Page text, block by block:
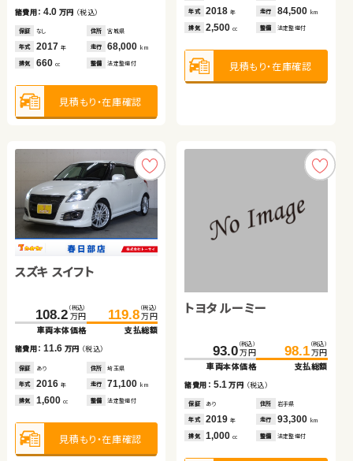
諸費用：4.0 万円 （税込）
保証 なし 住所 宮城県
年式 2017 年 走行 68,000 km
排気 660 cc 整備 法定整備付
見積もり・在庫確認
年式 2018年 走行 84,500 km
排気 2,500cc 整備 法定整備付
見積もり・在庫確認
スズキ スイフト
108.2 （税込）
万円
車両本体価格
119.8 （税込）
万円
支払総額
諸費用：11.6 万円 （税込）
保証 あり 住所 埼玉県
年式 2016 年 走行 71,100 km
排気 1,600 cc 整備 法定整備付
見積もり・在庫確認
トヨタ ルーミー
93.0 （税込）
万円
車両本体価格
98.1 （税込）
万円
支払総額
諸費用： 5.1万円 （税込）
保証 あり 住所 岩手県
年式 2019年 走行 93,300 km
排気 1,000cc 整備 法定整備付
年式 2023年 走行
排気 660 整備 なし
見積もり・在庫確認
年式 2015年 走行 11,700 km
排気 1,500cc 整備 なし
見積もり・在庫確認
日産 セレナ
90.1（税込）
万円
諸費用：13.8万円（税込）
あり 岩手県
年式 2012年 走行
排気 2,000 整備 法定整備付
見積もり・在庫確認
36.6 （税込）
万円
諸費用：8.2 万円（税込）
あり
年式 2013年 走行
排気 660 整備 法定整備付
見積もり・在庫確認
395.1万円
車両本体価格
諸費用：14.8万円 （税込）
保証 あり 住所 岩手県
排気 2,500cc 整備 法定整備付
51.6
車両本体価格
60.0 万円
支払総額
諸費用：8.4万円（税込）
保証 あり 住所 福島県
年式 2010年 走行 54,400km
トヨタ アルファード
462.3万円
車両本体価格
諸費用：11.2万円 （税込）
保証 あり 住所 群馬県
排気 2,500cc 整備 なし
トヨタ ノア
103.1 （税込）
万円
車両本体価格
115.2 （税込）
万円
支払総額
諸費用： 12.1万円（税込）
保証 あり 住所 埼玉県
年式 2014年 走行 45,200 km
排気 2,000cc 整備 法定整備付